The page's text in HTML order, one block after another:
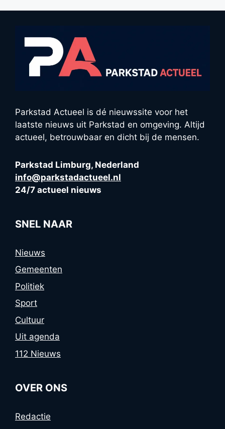
Parkstad Actueel is dé nieuwssite voor het
laatste nieuws uit Parkstad en omgeving. Altijd
actueel, betrouwbaar en dicht bij de mensen.
Parkstad Limburg, Nederland
info@parkstadactueel.nl
24/7 actueel nieuws
SNEL NAAR
Nieuws
Gemeenten
Politiek
Sport
Cultuur
Uit agenda
112 Nieuws
OVER ONS
Redactie